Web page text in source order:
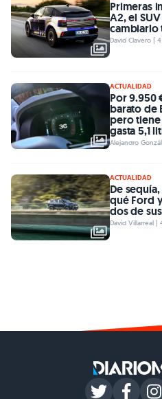
Primeras
A2, el
David Clavero |
ACTUALIDAD
Por 9.950
barato de
pero
gasta 5,1
Alejandro
ACTUALIDAD
De
qué Ford
dos de
David Villarreal |